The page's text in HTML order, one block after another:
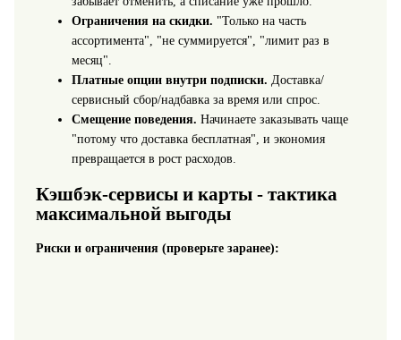
Ограничения на скидки. "Только на часть
ассортимента", "не суммируется", "лимит раз в
месяц".
Платные опции внутри подписки. Доставка/
сервисный сбор/надбавка за время или спрос.
Смещение поведения. Начинаете заказывать чаще
"потому что доставка бесплатная", и экономия
превращается в рост расходов.
Кэшбэк-сервисы и карты - тактика
максимальной выгоды
Риски и ограничения (проверьте заранее):